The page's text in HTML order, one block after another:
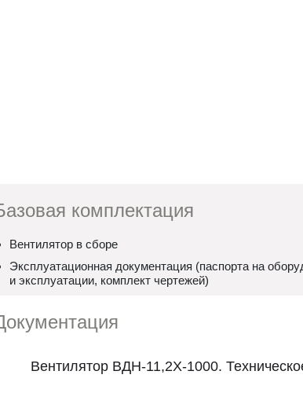
комплектация
Вентилятор в сборе
Эксплуатационная документация (паспорта на
и эксплуатации, комплект чертежей)
Вентилятор ВДН-11,2Х-1000.